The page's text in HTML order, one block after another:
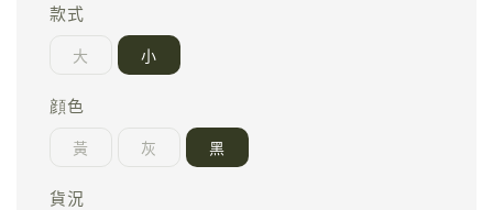
款式
大 小
顔色
黃 灰 黑
貨況